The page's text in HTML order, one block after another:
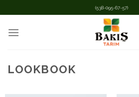
atla
(538-095-67-57)
LOOKBOOK